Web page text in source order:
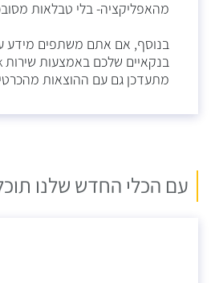
מהאפליקציה- בלי טבלאות
בנוסף, אם אתם משתפים מידע
מתעדכן גם עם ההוצאות
עם הכלי החדש שלנו